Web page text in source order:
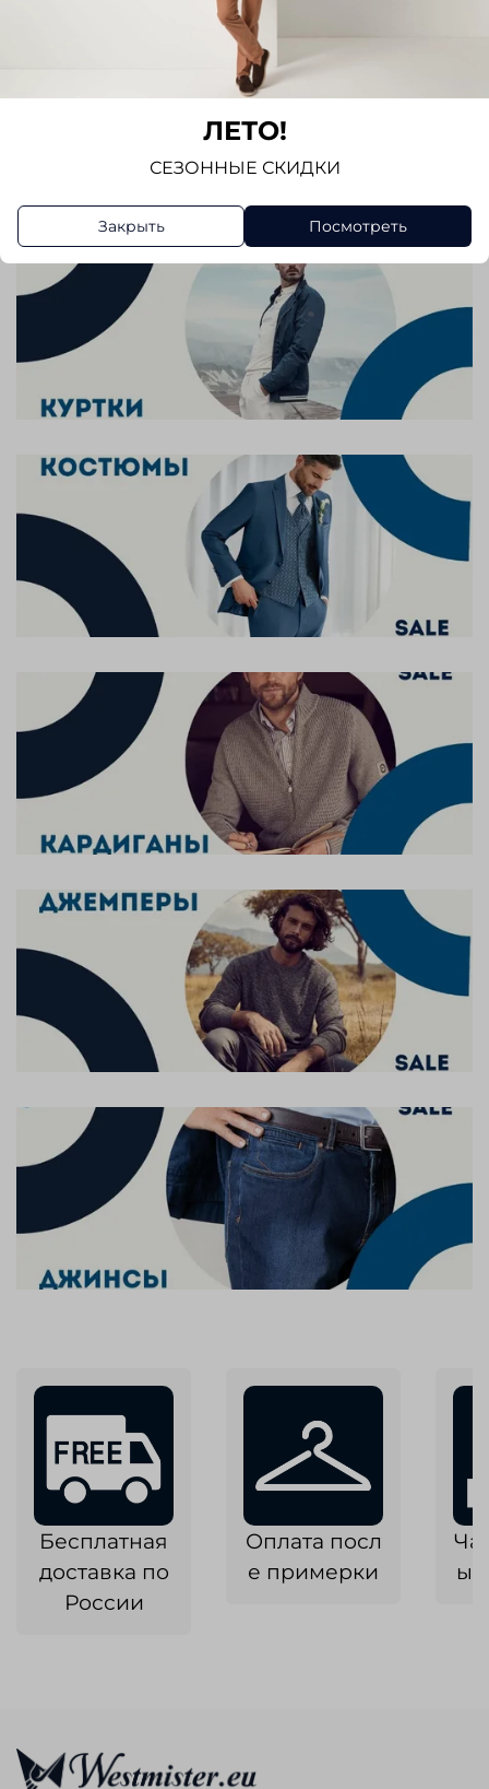
Бесплатная
доставка по
России
Оплата посл
е примерки
ЛЕТО!
СЕЗОННЫЕ СКИДКИ
Закрыть Посмотреть